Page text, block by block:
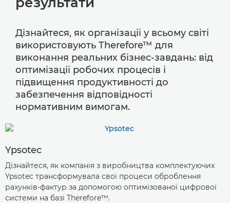
Дізнайтеся, як організації у всьому світі
використовують Therefore™ для
виконання реальних бізнес-завдань: від
оптимізації робочих процесів і
підвищення продуктивності до
забезпечення відповідності
нормативним вимогам.
Ypsotec
Дізнайтеся, як компанія з виробництва комплектуючих
Ypsotec трансформувала свої процеси оброблення
рахунків-фактур за допомогою оптимізованої цифрової
системи на базі Therefore™.